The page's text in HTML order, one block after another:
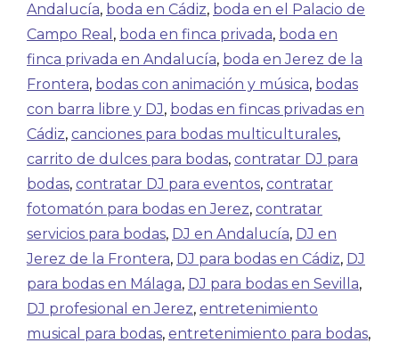
Andalucía, boda en Cádiz, boda en el Palacio de
Campo Real , boda en finca privada, boda en
finca privada en Andalucía, boda en Jerez de la
Frontera, bodas con animación y música, bodas
con barra libre y DJ, bodas en fincas privadas en
Cádiz, canciones para bodas multiculturales,
carrito de dulces para bodas, contratar DJ para
bodas, contratar DJ para eventos, contratar
fotomatón para bodas en Jerez, contratar
servicios para bodas, DJ en Andalucía, DJ en
Jerez de la Frontera, DJ para bodas en Cádiz, DJ
para bodas en Málaga, DJ para bodas en Sevilla,
DJ profesional en Jerez, entretenimiento
musical para bodas, entretenimiento para bodas,